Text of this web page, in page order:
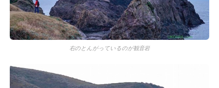
右のとんがっているのが観音岩